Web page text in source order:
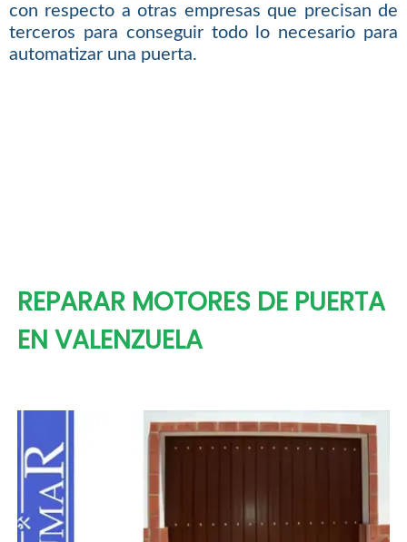
con respecto a otras empresas que precisan de
terceros para conseguir todo lo necesario para
automatizar una puerta.
REPARAR MOTORES DE PUERTA
EN VALENZUELA